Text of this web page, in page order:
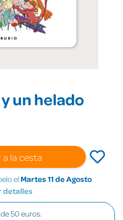
un helado
la cesta
el Martes 11 de Agosto
detalles
50 euros.